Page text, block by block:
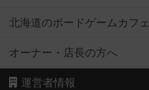
北海道のボードゲームカフェ
オーナー・店長の方へ
運営者情報